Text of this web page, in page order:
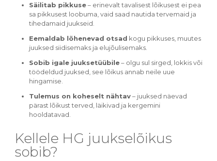
Säilitab pikkuse– erinevalt tavalisest lõikusest ei pea
sa pikkusest loobuma, vaid saad nautida tervemaid ja
tihedamaid juukseid.
Eemaldab lõhenevad otsad kogu pikkuses, muutes
juuksed siidisemaks ja elujõulisemaks.
Sobib igale juuksetüübile– olgu sul sirged, lokkis või
töödeldud juuksed, see lõikus annab neile uue
hingamise.
Tulemus on koheselt nähtav– juuksed näevad
pärast lõikust terved, läikivad ja kergemini
hooldatavad.
Kellele HG juukselõikus
sobib?